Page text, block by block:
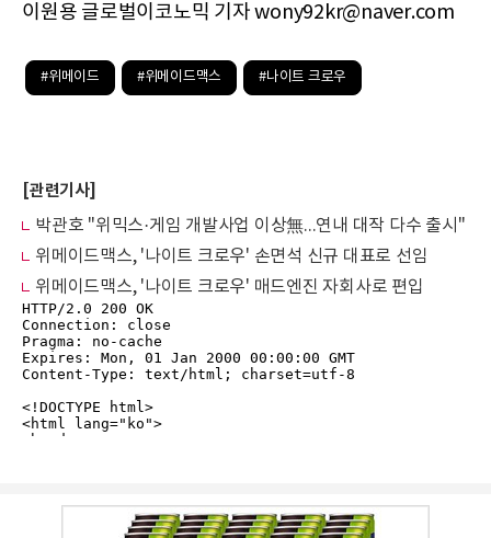
이원용 글로벌이코노믹 기자 wony92kr@naver.com
#위메이드 #위메이드맥스 #나이트 크로우
[관련기사]
박관호 "위믹스·게임 개발사업 이상無...연내 대작 다수 출시"
위메이드맥스, '나이트 크로우' 손면석 신규 대표로 선임
위메이드맥스, '나이트 크로우' 매드엔진 자회사로 편입